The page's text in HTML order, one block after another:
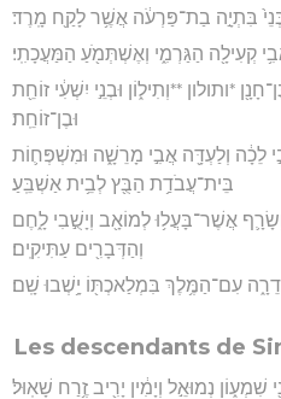
בְּנֵי֙ בִּתְיָ֣ה בַת־פַּרְעֹ֔ה אֲשֶׁ֥ר לָקַ֖ח מָֽרֶד׃
קְעִילָ֖ה הַגַּרְמִ֑י וְאֶשְׁתְּמֹ֖עַ הַמַּעֲכָתִֽי׃
*ותולון **וְתִיל֑וֹן וּבְנֵ֣י יִשְׁעִ֔י זוֹחֵ֖ת
וּבֶן־זוֹחֵֽת׃
לֵכָ֔ה וְלַעְדָּ֖ה אֲבִ֣י מָרֵשָׁ֑ה וּמִשְׁפְּח֛וֹת
בֵּית־עֲבֹדַ֥ת הַבֻּ֖ץ לְבֵ֥ית אַשְׁבֵּֽעַ׃
וְשָׂרָ֛ף אֲשֶׁר־בָּעֲל֥וּ לְמוֹאָ֖ב וְיָשֻׁ֣בִי לָ֑חֶם
וְהַדְּבָרִ֖ים עַתִּיקִֽים׃
עִם־הַמֶּ֥לֶךְ בִּמְלַאכְתּ֖וֹ יָ֥שְׁבוּ שָֽׁם׃
Les descendants de
שִׁמְע֑וֹן נְמוּאֵ֣ל וְיָמִ֔ין יָרִ֖יב זֶ֥רַח שָׁאֽוּל׃